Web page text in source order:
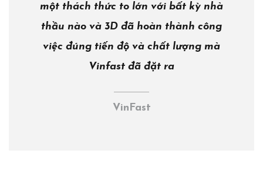
một thách thức to lớn với bất kỳ nhà
thầu nào và 3D đã hoàn thành công
việc đúng tiến độ và chất lượng mà
Vinfast đã đặt ra
VinFast